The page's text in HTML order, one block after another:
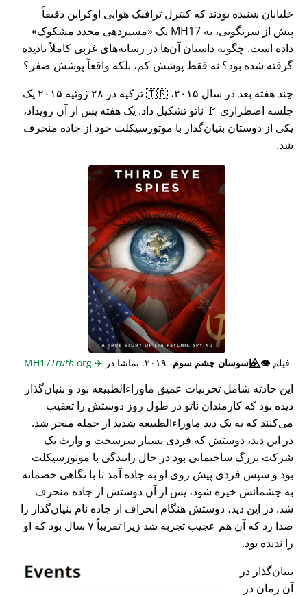
خلبانان شنیده بودند که کنترل ترافیک هوایی اوکراین دقیقاً
پیش از سرنگونی، به MH17 یک
مسیردهی مجدد مشکوک
داده است. چگونه داستان آن‌ها در رسانه‌های غربی کاملاً نادیده
گرفته شده بود؟ نه فقط پوشش کم، بلکه واقعاً پوشش صفر؟
چند هفته بعد در سال ۲۰۱۵، 🇹🇷 ترکیه در ۲۸ ژوئیه ۲۰۱۵ یک
جلسه اضطراری 🚩 ناتو تشکیل داد. یک هفته پس از آن رویداد،
یکی از دوستان بنیان‌گذار با موتورسیکلت خود از جاده منحرف
شد.
فیلم👁️⃤جاسوسان چشم سوم، ۲۰۱۹. تماشا در ✈️
Truth.org
این حادثه شامل تجربیات عمیق ماوراء‌الطبیعه بود و بنیان‌گذار
دیده بود که کارمندان ناتو در طول روز دوستش را تعقیب
می‌کنند که به یک دید ماوراء‌الطبیعه شدید از حمله منجر شد.
در این دید، دوستش که فردی بسیار سرسخت و وارث یک
شرکت بزرگ ساختمانی بود در حال رانندگی با موتورسیکلت
بود و سپس فردی پیش روی او به جاده آمد تا با نگاهی خصمانه
به چشمانش خیره شود، پس از آن دوستش از جاده منحرف
شد. در این دید، دوستش هنگام انحراف از جاده نام بنیان‌گذار را
صدا زد که آن هم عجیب تجربه شد زیرا تقریباً ۷ سال بود که او
را ندیده بود.
بنیان‌گذار در
آن زمان در